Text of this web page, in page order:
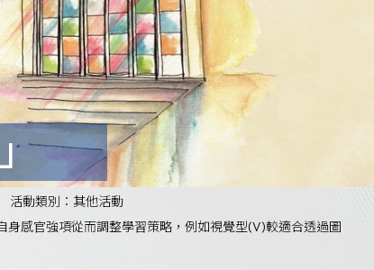
活動類別：其他活動
感官強項從而調整學習策略，例如視覺型(V)較適合透過圖